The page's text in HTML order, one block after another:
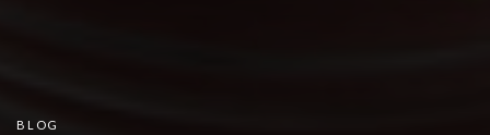
BLOG